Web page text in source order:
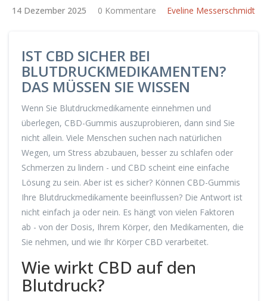
14 Dezember 2025 0 Kommentare Eveline Messerschmidt
IST CBD SICHER BEI
BLUTDRUCKMEDIKAMENTEN?
DAS MÜSSEN SIE WISSEN
Wenn Sie Blutdruckmedikamente einnehmen und
überlegen, CBD-Gummis auszuprobieren, dann sind Sie
nicht allein. Viele Menschen suchen nach natürlichen
Wegen, um Stress abzubauen, besser zu schlafen oder
Schmerzen zu lindern - und CBD scheint eine einfache
Lösung zu sein. Aber ist es sicher? Können CBD-Gummis
Ihre Blutdruckmedikamente beeinflussen? Die Antwort ist
nicht einfach ja oder nein. Es hängt von vielen Faktoren
ab - von der Dosis, Ihrem Körper, den Medikamenten, die
Sie nehmen, und wie Ihr Körper CBD verarbeitet.
Wie wirkt CBD auf den
Blutdruck?